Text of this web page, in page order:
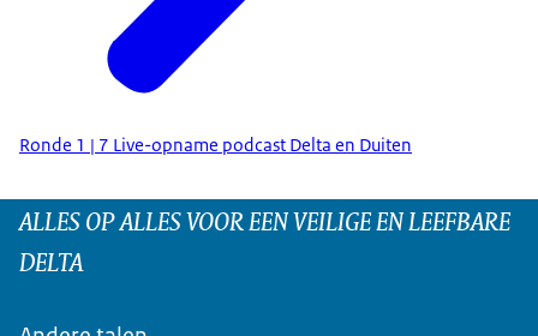
Ronde 1 | 7 Live-opname podcast Delta en Duiten
ALLES OP ALLES VOOR EEN VEILIGE EN LEEFBARE
DELTA